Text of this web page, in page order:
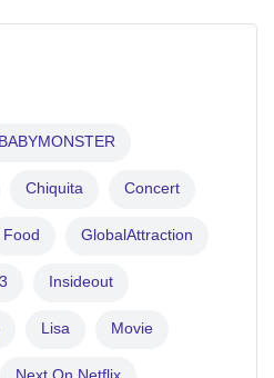
BABYMONSTER
Chiquita Concert
Food GlobalAttraction
Insideout
Lisa Movie